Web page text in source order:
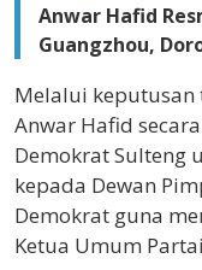
Anwar Hafid
Guangzhou,
Melalui keputusan
Anwar Hafid
Demokrat Sulteng
kepada Dewan
Demokrat guna
Ketua Umum